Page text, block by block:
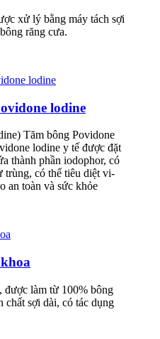
xử lý bằng máy tách sợi
răng cưa.
lodine
Tăm bông Povidone
lodine y tế được đặt
thành phần iodophor, có
trùng, có thể tiêu diệt vi-
an toàn và sức khỏe
được làm từ 100% bông
chất sợi dài, có tác dụng